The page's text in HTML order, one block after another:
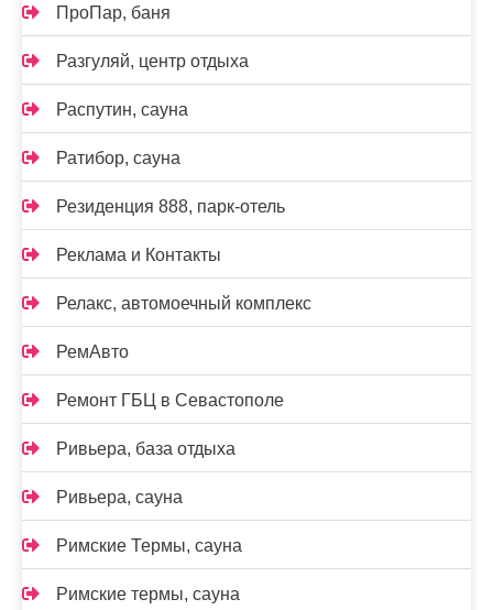
ПроПар, баня
Разгуляй, центр отдыха
Распутин, сауна
Ратибор, сауна
Резиденция 888, парк-отель
Реклама и Контакты
Релакс, автомоечный комплекс
РемАвто
Ремонт ГБЦ в Севастополе
Ривьера, база отдыха
Ривьера, сауна
Римские Термы, сауна
Римские термы, сауна